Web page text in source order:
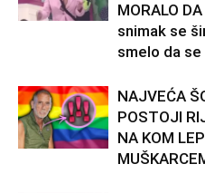
MORALO
snimak se
smelo da se
NAJVEĆA
POSTOJI
NA KOM